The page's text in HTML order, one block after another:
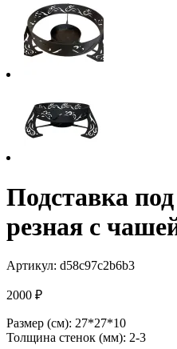
Подставка
резная с
Артикул: d58c97c2b6b3
2000 ₽
Размер (см): 27*27*10
Толщина стенок (мм): 2-3